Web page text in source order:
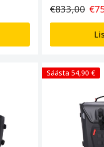
€833,00
Säästa 54,90 €